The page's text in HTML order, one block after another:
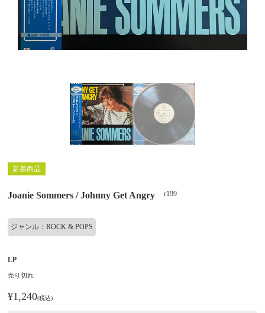
新着商品
Joanie Sommers / Johnny Get Angry r199
ジャンル：ROCK & POPS
LP
売り切れ
¥1,240(税込)